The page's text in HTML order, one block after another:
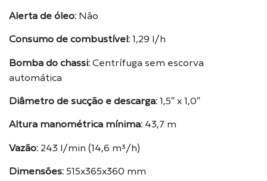
Alerta de óleo: Não
Consumo de combustível: 1,29 l/h
Bomba do chassi: Centrífuga sem escorva
automática
Diâmetro de sucção e descarga: 1,5″ x 1,0″
Altura manométrica mínima: 43,7 m
Vazão: 243 l/min (14,6 m³/h)
Dimensões: 515x365x360 mm